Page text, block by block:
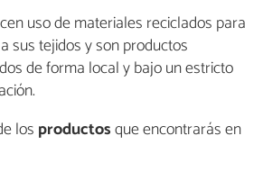
uso de materiales reciclados para
sus tejidos y son productos
de forma local y bajo un estricto
los productosque encontrarás en